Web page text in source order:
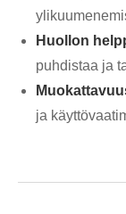
Huollon
puhdistaa ja
ja